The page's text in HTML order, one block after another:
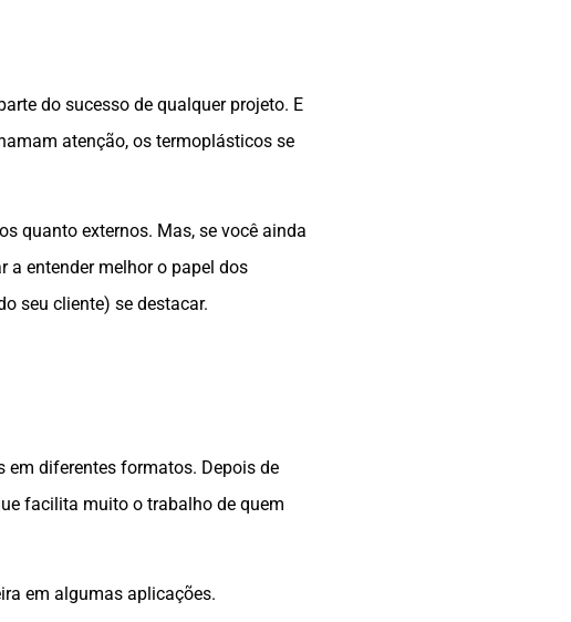
do sucesso de qualquer projeto. E
atenção, os termoplásticos se
quanto externos. Mas, se você ainda
a entender melhor o papel dos
seu cliente) se destacar.
em diferentes formatos. Depois de
facilita muito o trabalho de quem
em algumas aplicações.